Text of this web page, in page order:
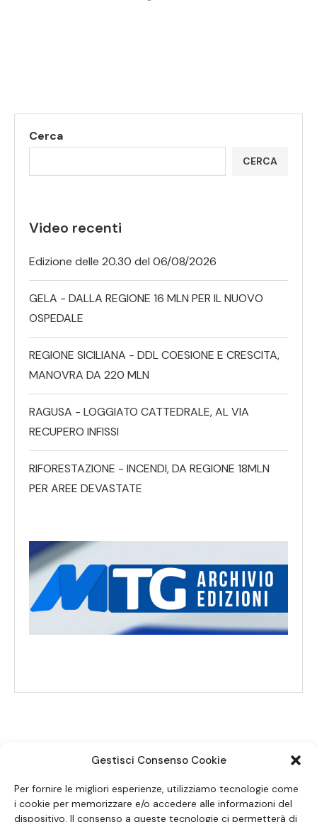
Gestisci Consenso Cookie
Per fornire le migliori esperienze, utilizziamo tecnologie come
i cookie per memorizzare e/o accedere alle informazioni del
dispositivo. Il consenso a queste tecnologie ci permetterà di
Cerca
CERCA
Video recenti
Edizione delle 20.30 del 06/08/2026
GELA - DALLA REGIONE 16 MLN PER IL NUOVO
OSPEDALE
REGIONE SICILIANA - DDL COESIONE E CRESCITA,
MANOVRA DA 220 MLN
RAGUSA - LOGGIATO CATTEDRALE, AL VIA
RECUPERO INFISSI
RIFORESTAZIONE - INCENDI, DA REGIONE 18MLN
PER AREE DEVASTATE
SEGUICI SUI SOCIAL